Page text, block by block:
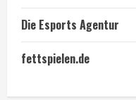
Die Esports Agentur
fettspielen.de